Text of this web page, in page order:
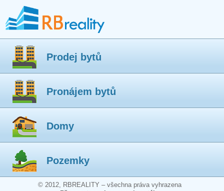
Prodej bytů
Pronájem bytů
Domy
Pozemky
© 2012, RBREALITY – všechna práva vyhrazena